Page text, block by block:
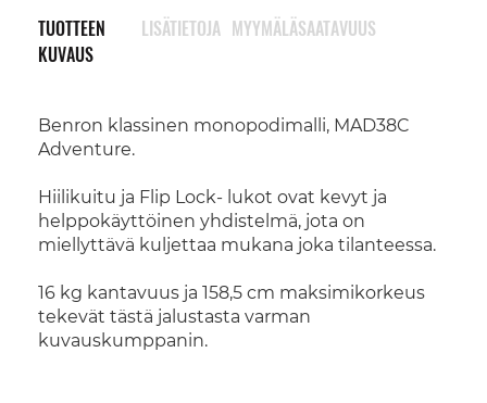
TUOTTEEN
KUVAUS
Benron klassinen monopodimalli, MAD38C
Adventure.
Hiilikuitu ja Flip Lock- lukot ovat kevyt ja
helppokäyttöinen yhdistelmä, jota on
miellyttävä kuljettaa mukana joka tilanteessa.
16 kg kantavuus ja 158,5 cm maksimikorkeus
tekevät tästä jalustasta varman
kuvauskumppanin.
LISÄTIETOJA MYYMÄLÄSAATAVUUS